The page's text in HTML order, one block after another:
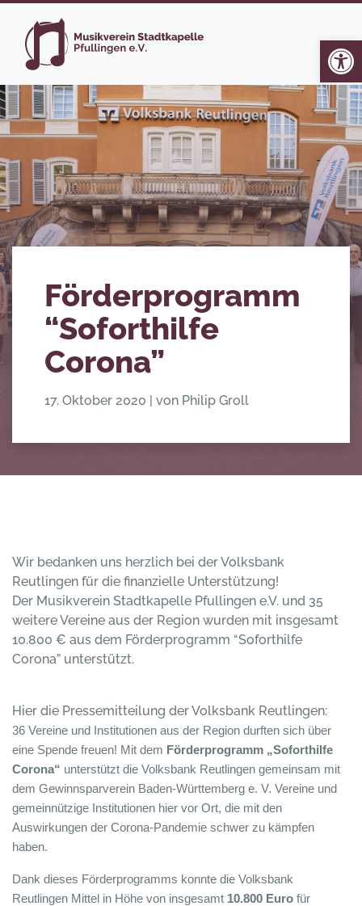
Förderprogramm
“Soforthilfe
Corona”
17. Oktober 2020 | von Philip Groll
Wir bedanken uns herzlich bei der Volksbank
Reutlingen für die finanzielle Unterstützung!
Der Musikverein Stadtkapelle Pfullingen e.V. und 35
weitere Vereine aus der Region wurden mit insgesamt
10.800 € aus dem Förderprogramm “Soforthilfe
Corona” unterstützt.
Hier die Pressemitteilung der Volksbank Reutlingen:
36 Vereine und Institutionen aus der Region durften sich über
eine Spende freuen! Mit dem Förderprogramm „Soforthilfe
Corona“ unterstützt die Volksbank Reutlingen gemeinsam mit
dem Gewinnsparverein Baden-Württemberg e. V. Vereine und
gemeinnützige Institutionen hier vor Ort, die mit den
Auswirkungen der Corona-Pandemie schwer zu kämpfen
haben.
Dank dieses Förderprogramms konnte die Volksbank
Reutlingen Mittel in Höhe von insgesamt 10.800 Euro für